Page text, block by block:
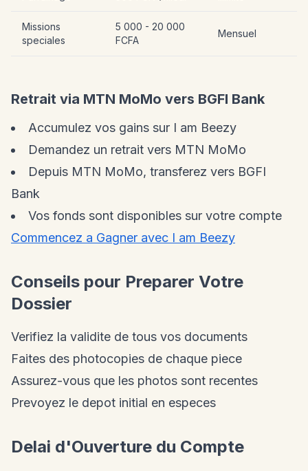
Missions
speciales
5 000 - 20 000
FCFA
Mensuel
Retrait via MTN MoMo vers BGFI Bank
Accumulez vos gains sur I am Beezy
Demandez un retrait vers MTN MoMo
Depuis MTN MoMo, transferez vers BGFI
Bank
Vos fonds sont disponibles sur votre compte
Commencez a Gagner avec I am Beezy
Conseils pour Preparer Votre
Dossier
Verifiez la validite de tous vos documents
Faites des photocopies de chaque piece
Assurez-vous que les photos sont recentes
Prevoyez le depot initial en especes
Delai d'Ouverture du Compte